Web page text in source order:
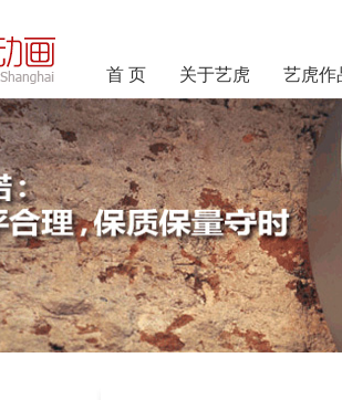
首 页 关于艺虎 艺虎作